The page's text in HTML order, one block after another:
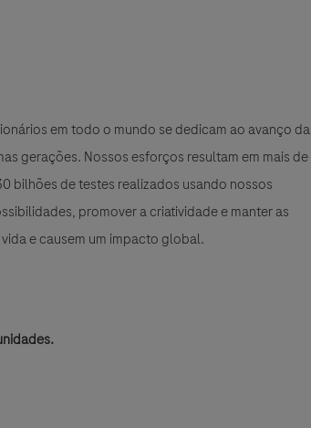
em todo o mundo se dedicam ao avanço da
gerações. Nossos esforços resultam em mais de
bilhões de testes realizados usando nossos
promover a criatividade e manter as
e causem um impacto global.